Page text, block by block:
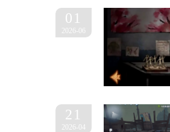
01
2026-06
21
2026-04